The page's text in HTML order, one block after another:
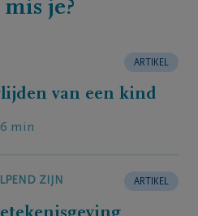
je?
ARTIKEL
van een kind
min
ZIJN ARTIKEL